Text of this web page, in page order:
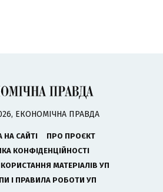
ЕКОНОМІЧНА ПРАВДА
НА САЙТІ
ПРО ПРОЄКТ
КОНФІДЕНЦІЙНОСТІ
МАТЕРІАЛІВ УП
І ПРАВИЛА РОБОТИ УП